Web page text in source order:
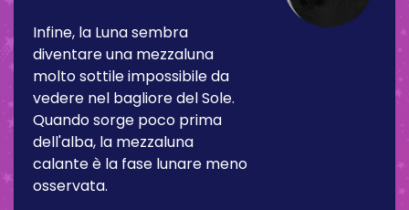
Infine, la Luna sembra
diventare una mezzaluna
molto sottile impossibile da
vedere nel bagliore del Sole.
Quando sorge poco prima
dell'alba, la mezzaluna
calante è la fase lunare meno
osservata.